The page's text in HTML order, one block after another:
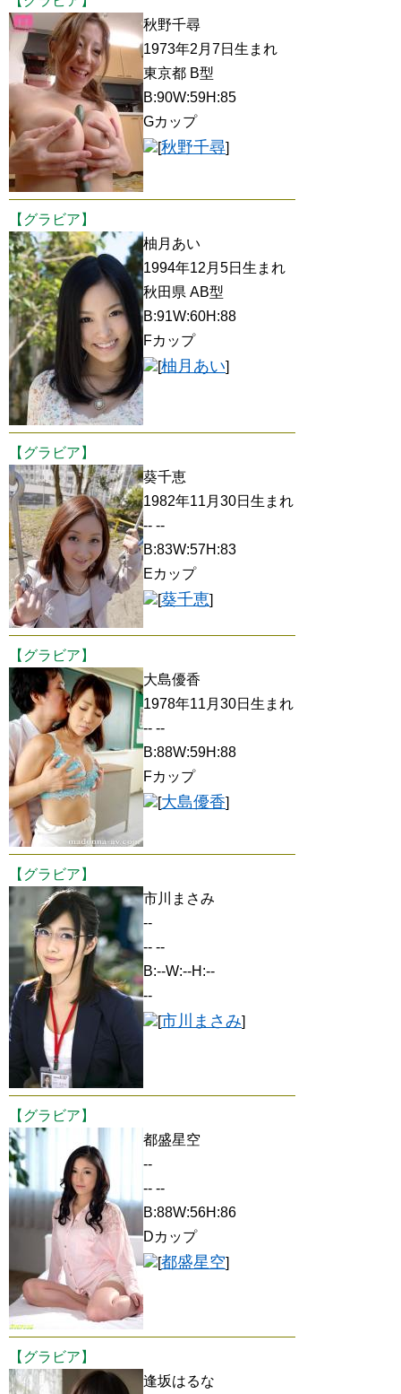
秋野千尋
1973年2月7日生まれ
東京都 B型
B:90W:59H:85
Gカップ
[秋野千尋]
【グラビア】
柚月あい
1994年12月5日生まれ
秋田県 AB型
B:91W:60H:88
Fカップ
[柚月あい]
【グラビア】
葵千恵
1982年11月30日生まれ
-- --
B:83W:57H:83
Eカップ
[葵千恵]
【グラビア】
大島優香
1978年11月30日生まれ
-- --
B:88W:59H:88
Fカップ
[大島優香]
【グラビア】
市川まさみ
--
-- --
B:--W:--H:--
--
[市川まさみ]
【グラビア】
都盛星空
--
-- --
B:88W:56H:86
Dカップ
[都盛星空]
【グラビア】
逢坂はるな